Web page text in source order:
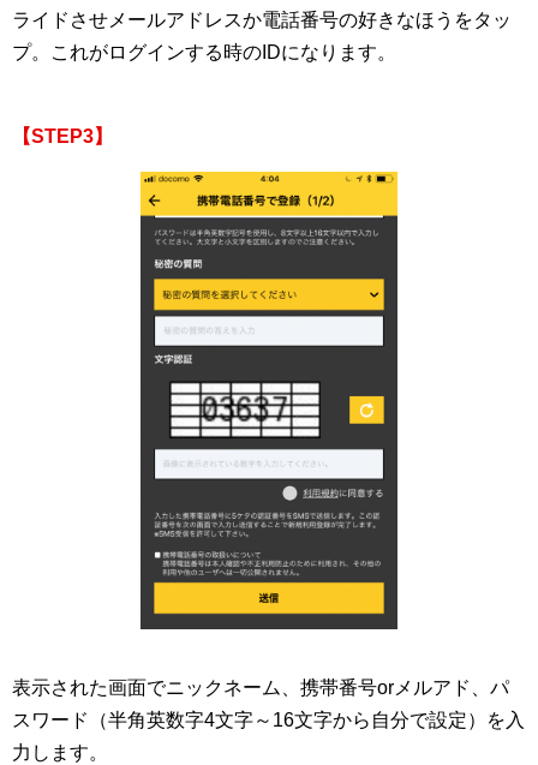
ライドさせメールアドレスか電話番号の好きなほうをタッ
プ。これがログインする時のIDになります。
【STEP3】
表示された画面でニックネーム、携帯番号orメルアド、パ
スワード（半角英数字4文字～16文字から自分で設定）を入
力します。